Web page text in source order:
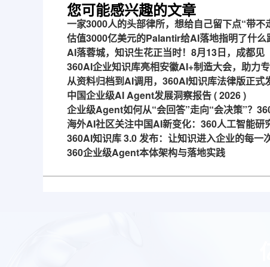
您可能感兴趣的文章
一家3000人的头部律所，想给自己留下点“带不
估值3000亿美元的Palantir给AI落地指明了什么
AI落蓉城，知识生花正当时！8月13日，成都见
360AI企业知识库亮相安徽AI+制造大会，助力
从资料归档到AI调用，360AI知识库法律版正式
中国企业级AI Agent发展洞察报告 ( 2026 )
企业级Agent如何从“会回答”走向“会决策”？
海外AI社区关注中国AI新变化：360人工智能
360AI知识库 3.0 发布：让知识进入企业的每一
360企业级Agent本体架构与落地实践